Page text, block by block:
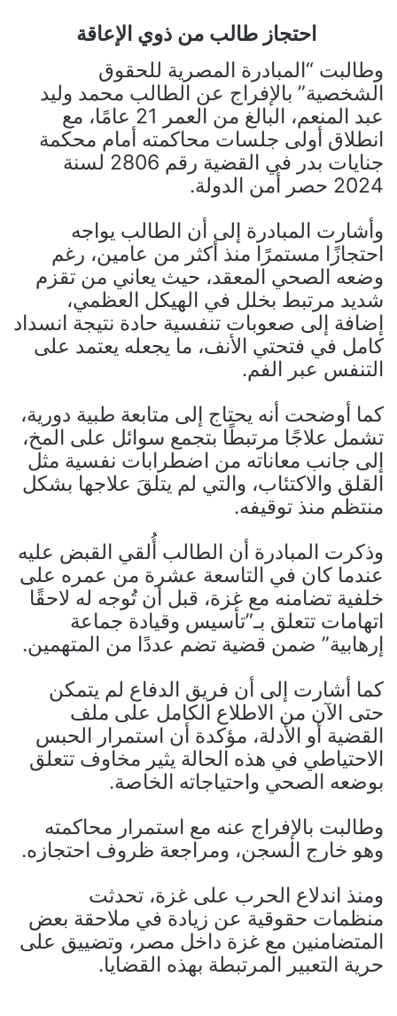
احتجاز طالب من ذوي الإعاقة
وطالبت “المبادرة المصرية للحقوق
الشخصية” بالإفراج عن الطالب محمد وليد
عبد المنعم، البالغ من العمر 21 عامًا، مع
انطلاق أولى جلسات محاكمته أمام محكمة
جنايات بدر في القضية رقم 2806 لسنة
2024 حصر أمن الدولة.
وأشارت المبادرة إلى أن الطالب يواجه
احتجازًا مستمرًا منذ أكثر من عامين، رغم
وضعه الصحي المعقد، حيث يعاني من تقزم
شديد مرتبط بخلل في الهيكل العظمي،
إضافة إلى صعوبات تنفسية حادة نتيجة انسداد
كامل في فتحتي الأنف، ما يجعله يعتمد على
التنفس عبر الفم.
كما أوضحت أنه يحتاج إلى متابعة طبية دورية،
تشمل علاجًا مرتبطًا بتجمع سوائل على المخ،
إلى جانب معاناته من اضطرابات نفسية مثل
القلق والاكتئاب، والتي لم يتلقَ علاجها بشكل
منتظم منذ توقيفه.
وذكرت المبادرة أن الطالب أُلقي القبض عليه
عندما كان في التاسعة عشرة من عمره على
خلفية تضامنه مع غزة، قبل أن تُوجه له لاحقًا
اتهامات تتعلق بـ”تأسيس وقيادة جماعة
إرهابية” ضمن قضية تضم عددًا من المتهمين.
كما أشارت إلى أن فريق الدفاع لم يتمكن
حتى الآن من الاطلاع الكامل على ملف
القضية أو الأدلة، مؤكدة أن استمرار الحبس
الاحتياطي في هذه الحالة يثير مخاوف تتعلق
بوضعه الصحي واحتياجاته الخاصة.
وطالبت بالإفراج عنه مع استمرار محاكمته
وهو خارج السجن، ومراجعة ظروف احتجازه.
ومنذ اندلاع الحرب على غزة، تحدثت
منظمات حقوقية عن زيادة في ملاحقة بعض
المتضامنين مع غزة داخل مصر، وتضييق على
حرية التعبير المرتبطة بهذه القضايا.